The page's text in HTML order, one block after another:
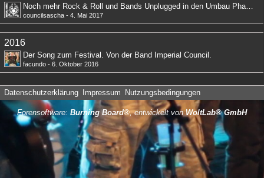
Noch mehr Rock & Roll und Bands Unplugged in den Umbau Phasen
councilsascha - 4. Mai 2017
2016
Der Song zum Festival. Von der Band Imperial Council.
facundo - 6. Oktober 2016
Datenschutzerklärung Impressum Nutzungsbedingungen
Forensoftware: Burning Board®, entwickelt vonWoltLab® GmbH